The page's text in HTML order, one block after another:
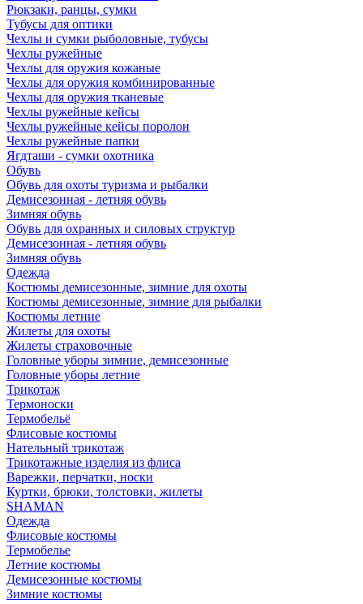
Рюкзаки, ранцы, сумки
Тубусы для оптики
Чехлы и сумки рыболовные, тубусы
Чехлы ружейные
Чехлы для оружия кожаные
Чехлы для оружия комбинированные
Чехлы для оружия тканевые
Чехлы ружейные кейсы
Чехлы ружейные кейсы поролон
Чехлы ружейные папки
Ягдташи - сумки охотника
Обувь
Обувь для охоты туризма и рыбалки
Демисезонная - летняя обувь
Зимняя обувь
Обувь для охранных и силовых структур
Демисезонная - летняя обувь
Зимняя обувь
Одежда
Костюмы демисезонные, зимние для охоты
Костюмы демисезонные, зимние для рыбалки
Костюмы летние
Жилеты для охоты
Жилеты страховочные
Головные уборы зимние, демисезонные
Головные уборы летние
Трикотаж
Термоноски
Термобельё
Флисовые костюмы
Нательный трикотаж
Трикотажные изделия из флиса
Варежки, перчатки, носки
Куртки, брюки, толстовки, жилеты
SHAMAN
Одежда
Флисовые костюмы
Термобелье
Летние костюмы
Демисезонные костюмы
Зимние костюмы